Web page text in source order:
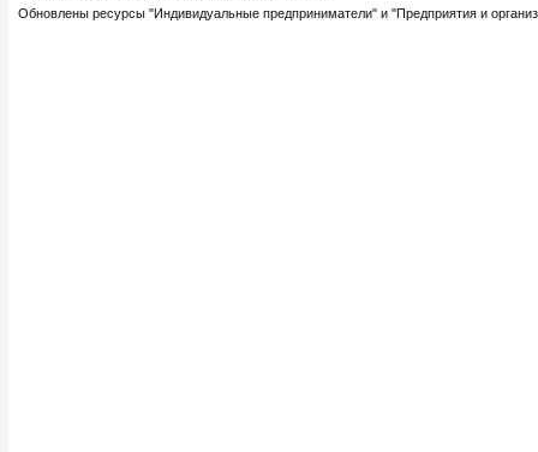
Обновлены ресурсы "Индивидуальные предприниматели" и "Предприятия и